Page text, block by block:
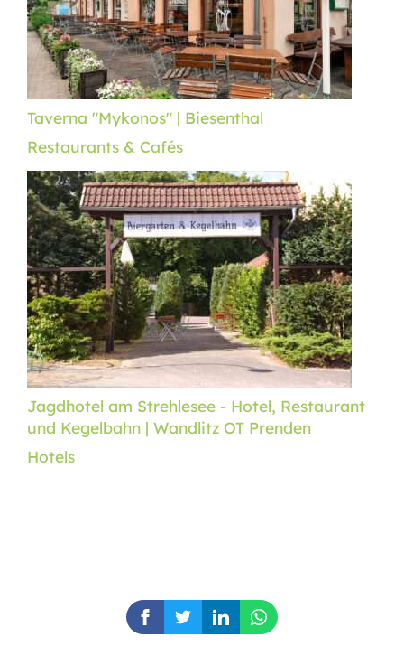
Taverna "Mykonos" | Biesenthal
Restaurants & Cafés
Jagdhotel am Strehlesee - Hotel, Restaurant
und Kegelbahn | Wandlitz OT Prenden
Hotels